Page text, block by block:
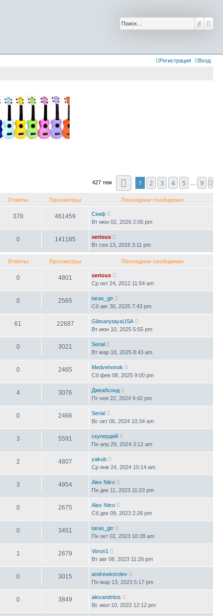
Поиск
Вход
Регистрация
427 тем Страница 1из9
1 2 3 4 5 9
Ответы Просмотры Последнее сообщение
378 461459
Скиф
Вт июн 02, 2026 2:05 pm
0 141185
serious
Вт сен 13, 2016 3:11 pm
Ответы Просмотры Последнее сообщение
0 4801
serious
Ср окт 24, 2012 11:54 am
0 2565
taras_gtr
Сб авг 30, 2025 7:43 pm
61 22687
GibsanytayaUSA
Вт июн 10, 2025 5:55 pm
0 3021
Serial
Вт мар 18, 2025 8:43 am
0 2465
Medvehonok
Сб фев 08, 2025 9:00 pm
4 3076
Джеабсонд
Пт ноя 22, 2024 9:42 pm
0 2466
Serial
Вс окт 06, 2024 10:34 am
3 5591
скупердяй
Пн апр 29, 2024 3:12 am
2 4807
yakub
Ср янв 24, 2024 10:14 am
3 4954
Alex Nitro
Пн дек 11, 2023 11:03 pm
0 2675
Alex Nitro
Сб дек 09, 2023 2:26 pm
0 3451
taras_gtr
Пн окт 02, 2023 10:28 am
1 2679
Voron1
Вт авг 08, 2023 11:26 pm
0 3015
andrewkorolev
Пн мар 13, 2023 5:17 pm
0 3849
alexandritos
Вс июл 10, 2022 12:12 pm